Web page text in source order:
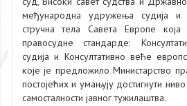
међународна удружења судија и
стручна тела Савета Европе
правосудне стандарде:
судија и Консултативно веће
које је предложило Министарство
постојећих и умањују достигнути
самосталности јавног тужилаштва.